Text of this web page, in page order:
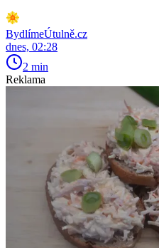
BydlímeÚtulně.cz
dnes, 02:28
2 min
Reklama